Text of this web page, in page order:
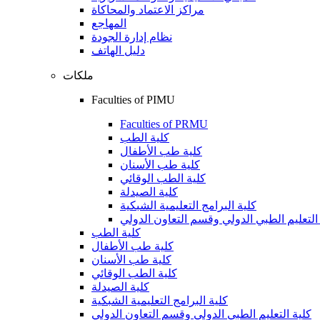
مراكز الاعتماد والمحاكاة
المهاجع
نظام إدارة الجودة
دليل الهاتف
ملكات
Faculties of PIMU
Faculties of PRMU
كلية الطب
كلية طب الأطفال
كلية طب الأسنان
كلية الطب الوقائي
كلية الصيدلة
كلية البرامج التعليمية الشبكية
التعليم الطبي الدولي وقسم التعاون الدولي
كلية الطب
كلية طب الأطفال
كلية طب الأسنان
كلية الطب الوقائي
كلية الصيدلة
كلية البرامج التعليمية الشبكية
كلية التعليم الطبي الدولي وقسم التعاون الدولي